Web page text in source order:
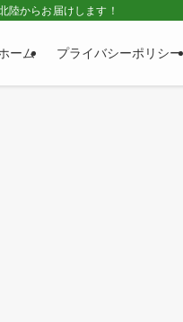
陸からお届けします！
ーム プライバシーポリシー